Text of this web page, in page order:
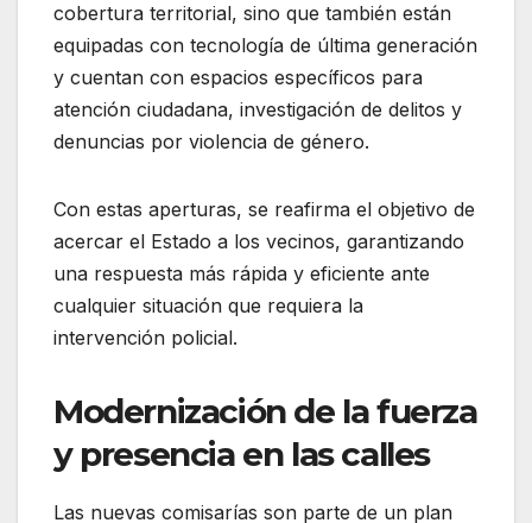
cobertura territorial, sino que también están
equipadas con tecnología de última generación
y cuentan con espacios específicos para
atención ciudadana, investigación de delitos y
denuncias por violencia de género.
Con estas aperturas, se reafirma el objetivo de
acercar el Estado a los vecinos, garantizando
una respuesta más rápida y eficiente ante
cualquier situación que requiera la
intervención policial.
Modernización de la fuerza
y presencia en las calles
Las nuevas comisarías son parte de un plan